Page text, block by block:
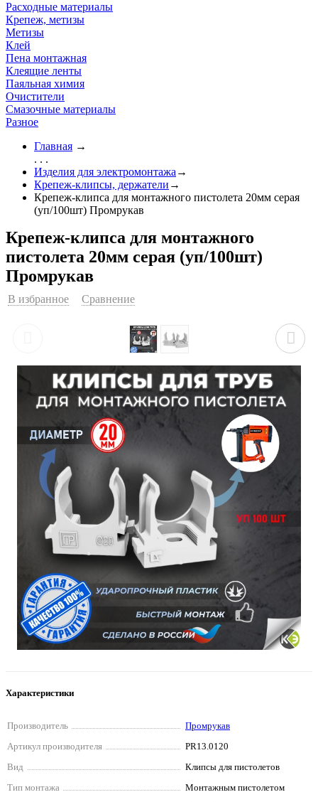
Расходные материалы
Крепеж, метизы
Метизы
Клей
Пена монтажная
Клеящие ленты
Паяльная химия
Очистители
Смазочные материалы
Разное
Главная →
. . .
Изделия для электромонтажа →
Крепеж-клипсы, держатели →
Крепеж-клипса для монтажного пистолета 20мм серая
(уп/100шт) Промрукав
Крепеж-клипса для монтажного
пистолета 20мм серая (уп/100шт)
Промрукав
В избранное Сравнение
Характеристики
Производитель
Промрукав
Артикул производителя
PR13.0120
Вид
Клипсы для пистолетов
Тип монтажа
Монтажным пистолетом